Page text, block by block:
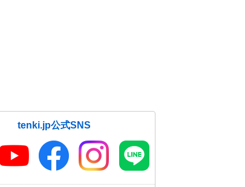
tenki.jp公式SNS